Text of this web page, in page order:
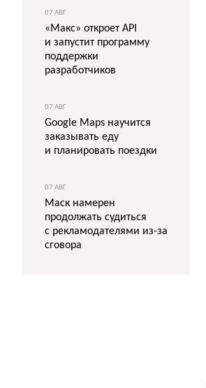
07 АВГ
«Макс» откроет API
и запустит программу
поддержки
разработчиков
07 АВГ
Google Maps научится
заказывать еду
и планировать поездки
07 АВГ
Маск намерен
продолжать судиться
с рекламодателями из-за
сговора